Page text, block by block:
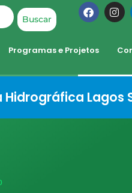
Buscar
Programas e Projetos
Lagos